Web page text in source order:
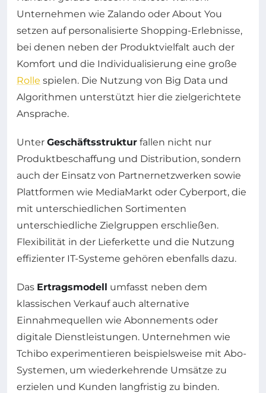
Unternehmen wie Zalando oder About You
setzen auf personalisierte Shopping-Erlebnisse,
bei denen neben der Produktvielfalt auch der
Komfort und die Individualisierung eine große
Rolle spielen. Die Nutzung von Big Data und
Algorithmen unterstützt hier die zielgerichtete
Ansprache.
Unter Geschäftsstruktur fallen nicht nur
Produktbeschaffung und Distribution, sondern
auch der Einsatz von Partnernetzwerken sowie
Plattformen wie MediaMarkt oder Cyberport, die
mit unterschiedlichen Sortimenten
unterschiedliche Zielgruppen erschließen.
Flexibilität in der Lieferkette und die Nutzung
effizienter IT-Systeme gehören ebenfalls dazu.
Das Ertragsmodell umfasst neben dem
klassischen Verkauf auch alternative
Einnahmequellen wie Abonnements oder
digitale Dienstleistungen. Unternehmen wie
Tchibo experimentieren beispielsweise mit Abo-
Systemen, um wiederkehrende Umsätze zu
erzielen und Kunden langfristig zu binden.